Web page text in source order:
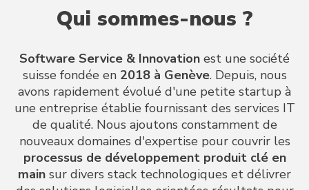
Qui sommes-nous ?
Software Service & Innovation est une société
suisse fondée en 2018 à Genève. Depuis, nous
avons rapidement évolué d'une petite startup à
une entreprise établie fournissant des services IT
de qualité. Nous ajoutons constamment de
nouveaux domaines d'expertise pour couvrir les
processus de développement produit clé en
main sur divers stack technologiques et délivrer